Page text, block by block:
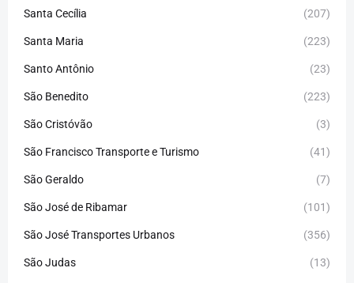
Santa Cecília (207)
Santa Maria (223)
Santo Antônio (23)
São Benedito (223)
São Cristóvão (3)
São Francisco Transporte e Turismo (41)
São Geraldo (7)
São José de Ribamar (101)
São José Transportes Urbanos (356)
São Judas (13)